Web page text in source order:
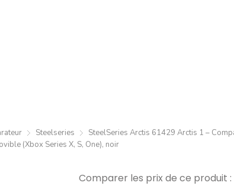
Steelseries
SteelSeries Arctis 61429 Arctis 1 –
(Xbox Series X, S, One), noir
Comparer les prix de ce produit :